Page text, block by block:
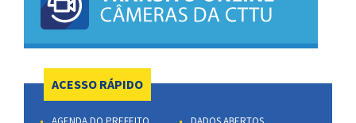
ACESSO RÁPIDO